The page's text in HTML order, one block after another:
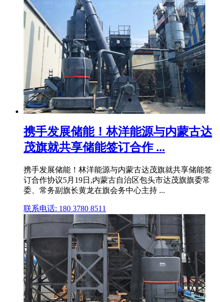
携手发展储能！林洋能源与内蒙古达
茂旗就共享储能签订合作 ...
携手发展储能！林洋能源与内蒙古达茂旗就共享储能签
订合作协议5月19日,内蒙古自治区包头市达茂旗旗委常
委、常务副旗长黄龙在旗会务中心主持 ...
联系电话: 180 3780 8511